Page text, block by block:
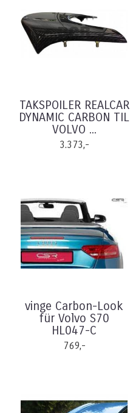
TAKSPOILER REALCAR
DYNAMIC CARBON TIL
VOLVO ...
3.373,-
vinge Carbon-Look
für Volvo S70
HL047-C
769,-